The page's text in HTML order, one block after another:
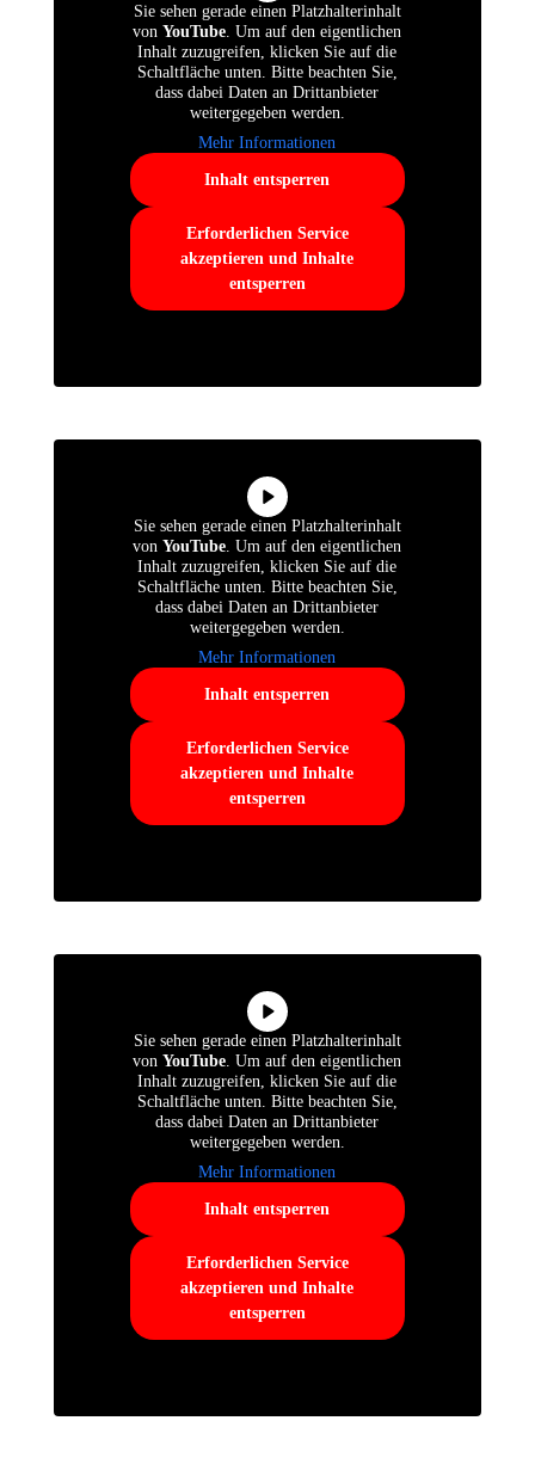
Sie sehen gerade einen Platzhalterinhalt
vonYouTube . Um auf den eigentlichen
Inhalt zuzugreifen, klicken Sie auf die
Schaltfläche unten. Bitte beachten Sie,
dass dabei Daten an Drittanbieter
weitergegeben werden.
Mehr Informationen
Inhalt entsperren
Erforderlichen Service
akzeptieren und Inhalte
entsperren
Sie sehen gerade einen Platzhalterinhalt
vonYouTube . Um auf den eigentlichen
Inhalt zuzugreifen, klicken Sie auf die
Schaltfläche unten. Bitte beachten Sie,
dass dabei Daten an Drittanbieter
weitergegeben werden.
Mehr Informationen
Inhalt entsperren
Erforderlichen Service
akzeptieren und Inhalte
entsperren
Sie sehen gerade einen Platzhalterinhalt
vonYouTube . Um auf den eigentlichen
Inhalt zuzugreifen, klicken Sie auf die
Schaltfläche unten. Bitte beachten Sie,
dass dabei Daten an Drittanbieter
weitergegeben werden.
Mehr Informationen
Inhalt entsperren
Erforderlichen Service
akzeptieren und Inhalte
entsperren